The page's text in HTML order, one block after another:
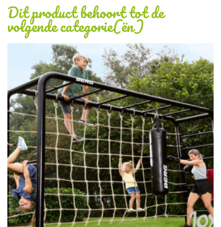
BERG PlayBase Houten
Schotelschommel
€ 22,00
Incl. BTW
BESTEL MEE
Dit product behoort tot de
volgende categorie(ën)